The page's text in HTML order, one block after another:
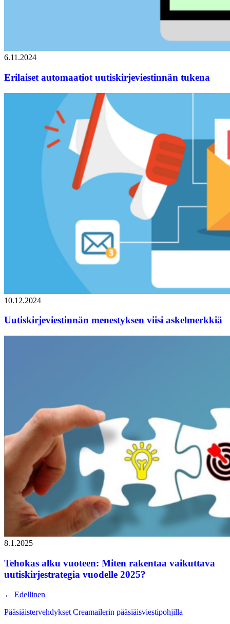
6.11.2024
Erilaiset automaatiot uutiskirjeviestinnän tukena
10.12.2024
Uutiskirjeviestinnän menestyksen viisi askelmerkkiä
8.1.2025
Tehokas alku vuoteen: Miten rakentaa vaikuttava
uutiskirjestrategia vuodelle 2025?
← Edellinen
Pääsiäistervehdykset Creamailerin pääsiäisviestipohjilla